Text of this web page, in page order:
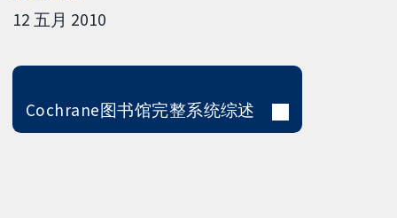
12 五月 2010
Cochrane图书馆完整系统综述